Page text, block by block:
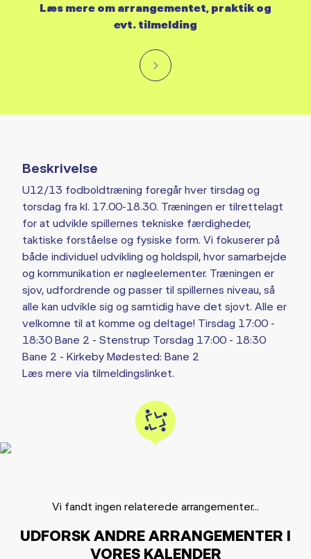
Beskrivelse
U12/13 fodboldtræning foregår hver tirsdag og
torsdag fra kl. 17.00-18.30. Træningen er tilrettelagt
for at udvikle spillernes tekniske færdigheder,
taktiske forståelse og fysiske form. Vi fokuserer på
både individuel udvikling og holdspil, hvor samarbejde
og kommunikation er nøgleelementer. Træningen er
sjov, udfordrende og passer til spillernes niveau, så
alle kan udvikle sig og samtidig have det sjovt. Alle er
velkomne til at komme og deltage! Tirsdag 17:00 -
18:30 Bane 2 - Stenstrup Torsdag 17:00 - 18:30
Bane 2 - Kirkeby Mødested: Bane 2
Læs mere via tilmeldingslinket.
Læs mere om arrangementet, praktik og
evt. tilmelding
Vi fandt ingen relaterede arrangementer...
UDFORSK ANDRE ARRANGEMENTER I
VORES KALENDER